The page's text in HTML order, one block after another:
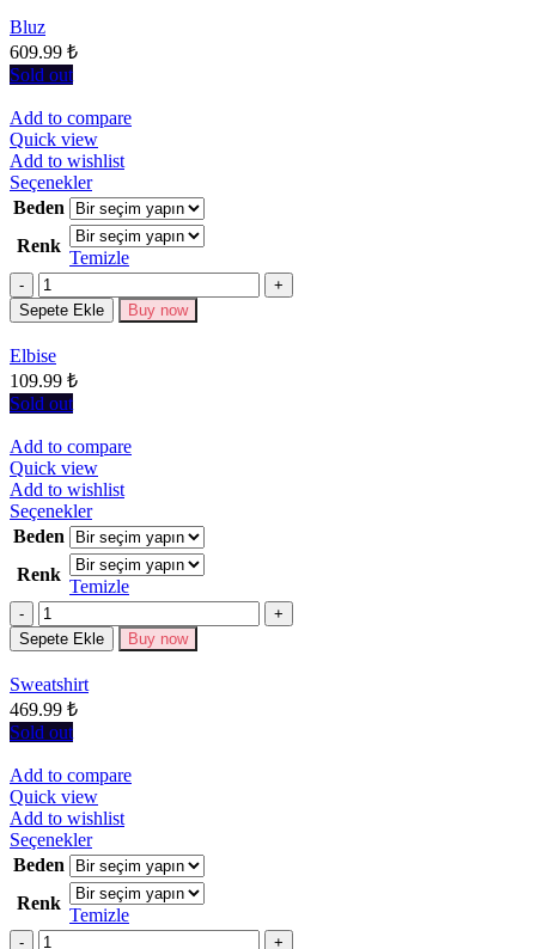
Bluz
609.99 ₺
Sold out
Add to compare
Quick view
Add to wishlist
SeçeneklerBu
ürünün
birden
fazla
varyasyonu
Seçenekler
Beden
Renk
Temizle
Miktar
Sepete Ekle Buy now
Elbise
109.99 ₺
Sold out
Add to compare
Quick view
Add to wishlist
SeçeneklerBu
ürünün
birden
fazla
varyasyonu
Seçenekler
Beden
Renk
Temizle
Miktar
Sepete Ekle Buy now
Sweatshirt
469.99 ₺
Sold out
Add to compare
Quick view
Add to wishlist
SeçeneklerBu
ürünün
birden
fazla
varyasyonu
Beden
Renk
Temizle
Miktar